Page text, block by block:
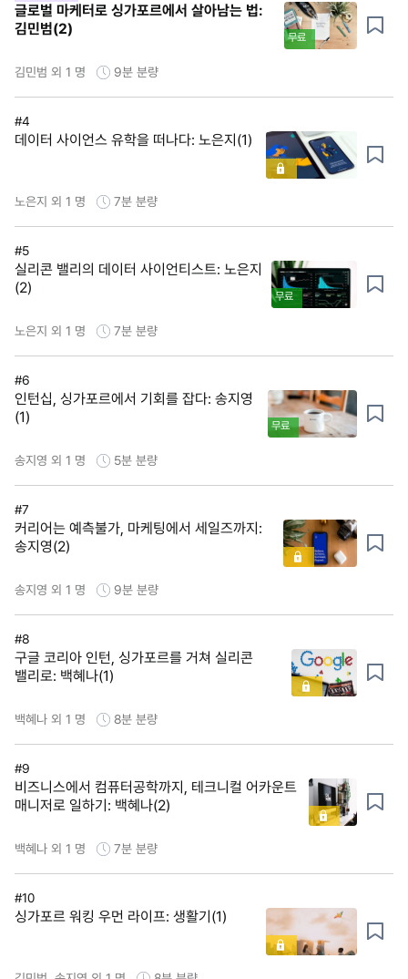
글로벌 마케터로 싱가포르에서 살아남는 법:
김민범(2)
무료
김민범 외 1 명 9분 분량
#4
데이터 사이언스 유학을 떠나다: 노은지(1)
노은지 외 1 명 7분 분량
#5
실리콘 밸리의 데이터 사이언티스트: 노은지
(2)
무료
노은지 외 1 명 7분 분량
#6
인턴십, 싱가포르에서 기회를 잡다: 송지영
(1)
무료
송지영 외 1 명 5분 분량
#7
커리어는 예측불가, 마케팅에서 세일즈까지:
송지영(2)
송지영 외 1 명 9분 분량
#8
구글 코리아 인턴, 싱가포르를 거쳐 실리콘
밸리로: 백혜나(1)
백혜나 외 1 명 8분 분량
#9
비즈니스에서 컴퓨터공학까지, 테크니컬 어카운트
매니저로 일하기: 백혜나(2)
백혜나 외 1 명 7분 분량
#10
싱가포르 워킹 우먼 라이프: 생활기(1)